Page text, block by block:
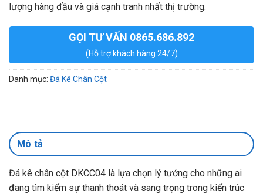
lượng hàng đầu và giá cạnh tranh nhất thị trường.
GỌI TƯ VẤN 0865.686.892
(Hỗ trợ khách hàng 24/7)
Danh mục: Đá Kê Chân Cột
Mô tả
Đá kê chân cột DKCC04 là lựa chọn lý tưởng cho những ai
đang tìm kiếm sự thanh thoát và sang trọng trong kiến trúc